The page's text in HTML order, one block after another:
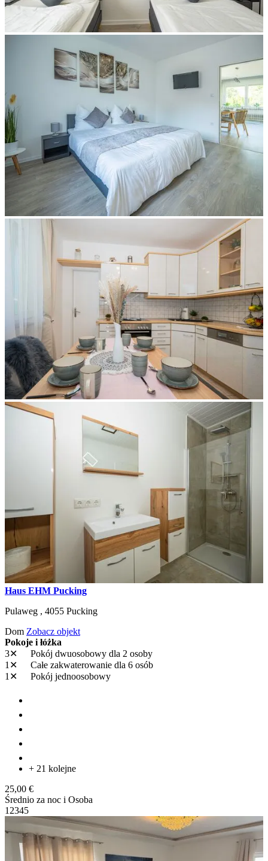
Haus EHM Pucking
Pulaweg , 4055 Pucking
Dom Zobacz objekt
Pokoje i łóżka
3✕
Pokój dwuosobowy dla 2 osoby
1✕
Całe zakwaterowanie dla 6 osób
1✕
Pokój jednoosobowy
+ 21 kolejne
25,00 €
Średnio za noc i Osoba
1 2345